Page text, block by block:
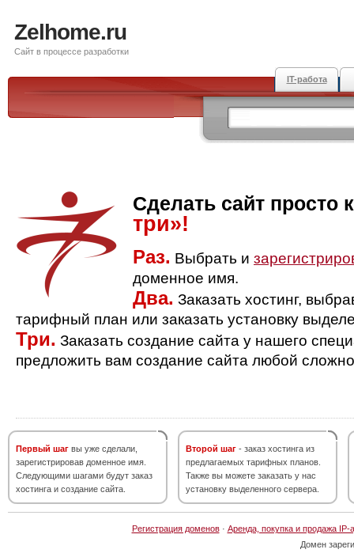
Zelhome.ru
Сайт в процессе разработки
IT-работа
Сделать сайт просто
три»!
Раз. Выбрать и
доменное имя.
Два. Заказать хостинг,
тарифный план или заказать установку
Три. Заказать создание сайта у нашего
предложить вам создание сайта любой
Первый шаг вы уже сделали,
зарегистрировав доменное имя.
Следующими шагами будут заказ
хостинга и создание сайта.
Второй шаг - заказ хостинга из
предлагаемых тарифных планов.
Также вы можете заказать у нас
установку выделенного сервера.
Регистрация доменов· Аренда, покупка и продажа IP-
Домен